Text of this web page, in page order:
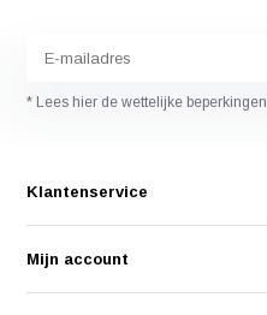
* Lees hier de wettelijke beperkingen
Klantenservice
Mijn account